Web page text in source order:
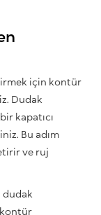
için kontür
Dudak
kapatıcı
Bu adım
ve ruj
dudak